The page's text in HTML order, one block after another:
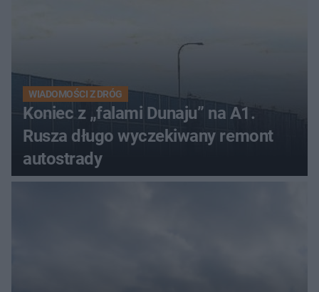
WIADOMOŚCI Z DRÓG
Koniec z „falami Dunaju” na A1.
Rusza długo wyczekiwany remont
autostrady